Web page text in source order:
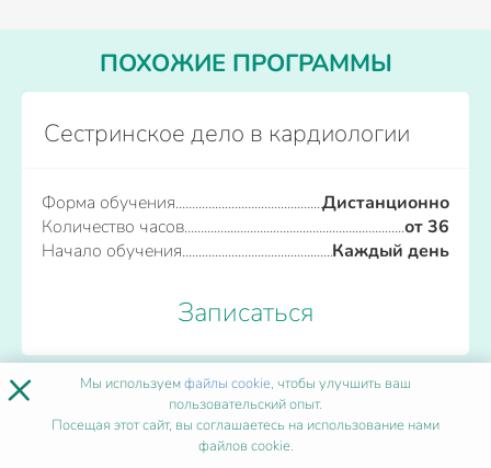
ПОХОЖИЕ ПРОГРАММЫ
Сестринское дело в кардиологии
Форма обучения
Дистанционно
Количество часов
от 36
Начало обучения
Каждый день
Записаться
Сестринское дело в центральном
стерилизационном отделении
× Мы используемфайлы cookie, чтобы улучшить ваш
пользовательский опыт.
Посещая этот сайт, вы соглашаетесь на использование нами
файлов cookie.